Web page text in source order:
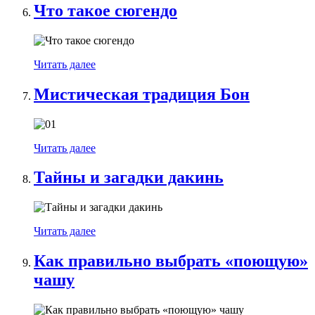
Что такое сюгендо
Читать далее
Мистическая традиция Бон
Читать далее
Тайны и загадки дакинь
Читать далее
Как правильно выбрать «поющую»
чашу